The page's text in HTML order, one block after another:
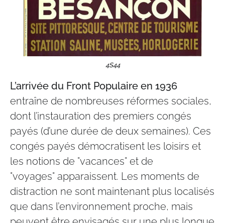
4S44
L’arrivée du Front Populaire en 1936
entraîne de nombreuses réformes sociales,
dont l’instauration des premiers congés
payés (d’une durée de deux semaines). Ces
congés payés démocratisent les loisirs et
les notions de "vacances" et de
"voyages" apparaissent. Les moments de
distraction ne sont maintenant plus localisés
que dans l’environnement proche, mais